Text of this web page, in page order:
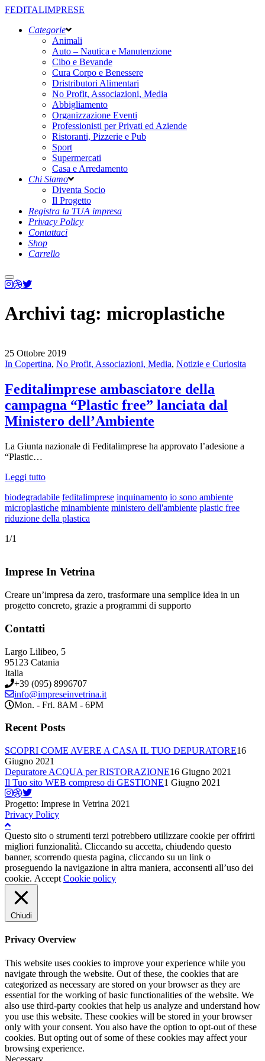
FEDITALIMPRESE
Categorie
Animali
Auto – Nautica e Manutenzione
Cibo e Bevande
Cura Corpo e Benessere
Dristributori Alimentari
No Profit, Associazioni, Media
Abbigliamento
Organizzazione Eventi
Professionisti per Privati ed Aziende
Ristoranti, Pizzerie e Pub
Sport
Supermercati
Casa e Arredamento
Chi Siamo
Diventa Socio
Il Progetto
Registra la TUA impresa
Privacy Policy
Contattaci
Shop
Carrello
Menu
principale
Archivi tag: microplastiche
25 Ottobre 2019
In Copertina, No Profit, Associazioni, Media, Notizie e Curiosita
Feditalimprese ambasciatore della
campagna “Plastic free” lanciata dal
Ministero dell’Ambiente
La Giunta nazionale di Feditalimprese ha approvato l’adesione a
“Plastic…
Leggi tutto
biodegradabile feditalimprese inquinamento io sono ambiente
microplastiche minambiente ministero dell'ambiente plastic free
riduzione della plastica
1/1
Imprese In Vetrina
Creare un’impresa da zero, trasformare una semplice idea in un
progetto concreto, grazie a programmi di supporto
Contatti
Largo Lilibeo, 5
95123 Catania
Italia
+39 (095) 8996707
info@impreseinvetrina.it
Mon. - Fri. 8AM - 6PM
Recent Posts
SCOPRI COME AVERE A CASA IL TUO DEPURATORE16
Giugno 2021
Depuratore ACQUA per RISTORAZIONE16 Giugno 2021
Il Tuo sito WEB compreso di GESTIONE1 Giugno 2021
Progetto: Imprese in Vetrina 2021
Privacy Policy
Questo sito o strumenti terzi potrebbero utilizzare cookie per offrirti
migliori funzionalità. Cliccando su accetta, chiudendo questo
banner, scorrendo questa pagina, cliccando su un link o
proseguendo la navigazione in altra maniera, acconsenti all’uso dei
cookie. Accept Cookie policy
Chiudi
Privacy Overview
This website uses cookies to improve your experience while you
navigate through the website. Out of these, the cookies that are
categorized as necessary are stored on your browser as they are
essential for the working of basic functionalities of the website. We
also use third-party cookies that help us analyze and understand how
you use this website. These cookies will be stored in your browser
only with your consent. You also have the option to opt-out of these
cookies. But opting out of some of these cookies may affect your
browsing experience.
Necessary